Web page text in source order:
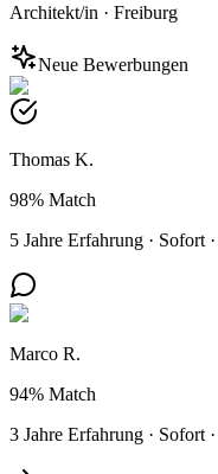
Architekt/in · Freiburg
Neue Bewerbungen
Thomas K.
98% Match
5 Jahre Erfahrung · Sofort ·
Marco R.
94% Match
3 Jahre Erfahrung · Sofort ·